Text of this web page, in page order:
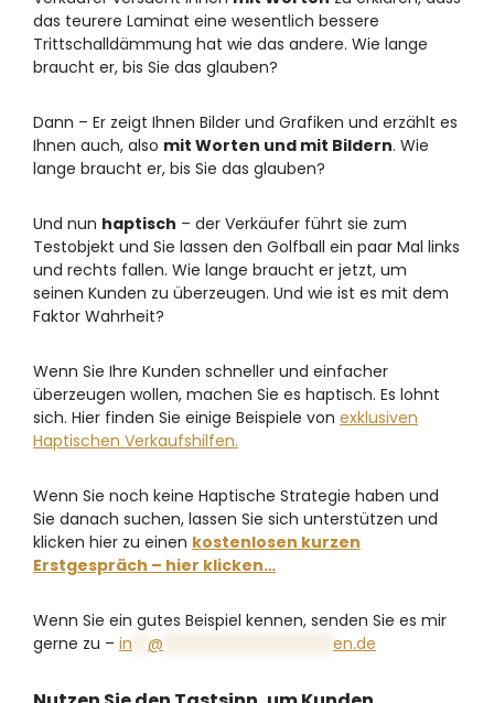
das teurere Laminat eine wesentlich bessere
Trittschalldämmung hat wie das andere. Wie lange
braucht er, bis Sie das glauben?
Dann – Er zeigt Ihnen Bilder und Grafiken und erzählt es
Ihnen auch, also mit Worten und mit Bildern. Wie
lange braucht er, bis Sie das glauben?
Und nun haptisch – der Verkäufer führt sie zum
Testobjekt und Sie lassen den Golfball ein paar Mal links
und rechts fallen. Wie lange braucht er jetzt, um
seinen Kunden zu überzeugen. Und wie ist es mit dem
Faktor Wahrheit?
Wenn Sie Ihre Kunden schneller und einfacher
überzeugen wollen, machen Sie es haptisch. Es lohnt
sich. Hier finden Sie einige Beispiele von exklusiven
Haptischen Verkaufshilfen.
Wenn Sie noch keine Haptische Strategie haben und
Sie danach suchen, lassen Sie sich unterstützen und
klicken hier zu einen kostenlosen kurzen
Erstgespräch – hier klicken…
Wenn Sie ein gutes Beispiel kennen, senden Sie es mir
gerne zu – in @ en.de